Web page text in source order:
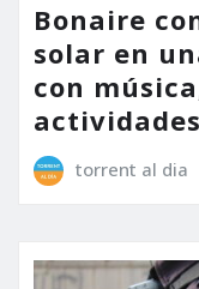
Bonaire
solar en
con
torrent al dia